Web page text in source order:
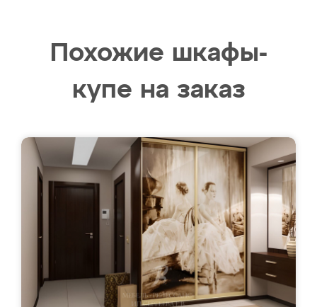
Похожие шкафы-
купе на заказ